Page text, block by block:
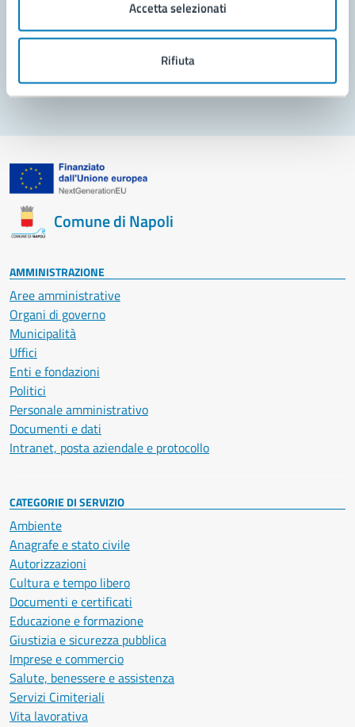
Accetta selezionati
Rifiuta
Problemi in città
Comune di Napoli
AMMINISTRAZIONE
Aree amministrative
Organi di governo
Municipalità
Uffici
Enti e fondazioni
Politici
Personale amministrativo
Documenti e dati
Intranet, posta aziendale e protocollo
CATEGORIE DI SERVIZIO
Ambiente
Anagrafe e stato civile
Autorizzazioni
Cultura e tempo libero
Documenti e certificati
Educazione e formazione
Giustizia e sicurezza pubblica
Imprese e commercio
Salute, benessere e assistenza
Servizi Cimiteriali
Vita lavorativa